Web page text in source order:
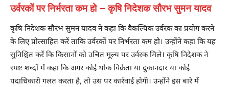
उर्वरकों पर निर्भरता कम हो – कृषि निदेशक सौरभ सुमन यादव
कृषि निदेशक सौरभ सुमन यादव ने कहा कि वैकल्पिक उर्वरक का प्रयोग करने
के लिए प्रोत्साहित करें ताकि उर्वरकों पर निर्भरता कम हो। उन्होंने कहा कि यह
सुनिश्चित करें कि किसानों को उचित मूल्य पर उर्वरक मिले। कृषि निदेशक ने
स्पष्ट शब्दों में कहा कि अगर कोई थोक विक्रेता या दुकानदार या कोई
पदाधिकारी गलत करता है, तो उस पर कार्रवाई होगी। उन्होंने इस बारे में